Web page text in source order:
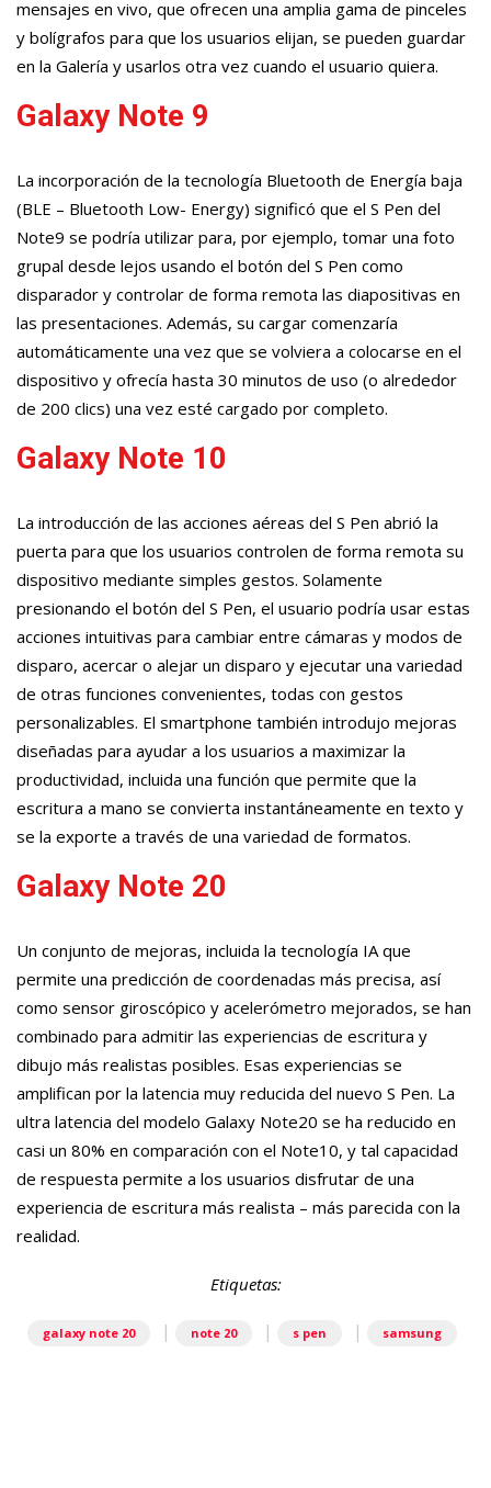
mensajes en vivo, que ofrecen una amplia gama de pinceles
y bolígrafos para que los usuarios elijan, se pueden guardar
en la Galería y usarlos otra vez cuando el usuario quiera.
Galaxy Note 9
La incorporación de la tecnología Bluetooth de Energía baja
(BLE – Bluetooth Low- Energy) significó que el S Pen del
Note9 se podría utilizar para, por ejemplo, tomar una foto
grupal desde lejos usando el botón del S Pen como
disparador y controlar de forma remota las diapositivas en
las presentaciones. Además, su cargar comenzaría
automáticamente una vez que se volviera a colocarse en el
dispositivo y ofrecía hasta 30 minutos de uso (o alrededor
de 200 clics) una vez esté cargado por completo.
Galaxy Note 10
La introducción de las acciones aéreas del S Pen abrió la
puerta para que los usuarios controlen de forma remota su
dispositivo mediante simples gestos. Solamente
presionando el botón del S Pen, el usuario podría usar estas
acciones intuitivas para cambiar entre cámaras y modos de
disparo, acercar o alejar un disparo y ejecutar una variedad
de otras funciones convenientes, todas con gestos
personalizables. El smartphone también introdujo mejoras
diseñadas para ayudar a los usuarios a maximizar la
productividad, incluida una función que permite que la
escritura a mano se convierta instantáneamente en texto y
se la exporte a través de una variedad de formatos.
Galaxy Note 20
Un conjunto de mejoras, incluida la tecnología IA que
permite una predicción de coordenadas más precisa, así
como sensor giroscópico y acelerómetro mejorados, se han
combinado para admitir las experiencias de escritura y
dibujo más realistas posibles. Esas experiencias se
amplifican por la latencia muy reducida del nuevo S Pen. La
ultra latencia del modelo Galaxy Note20 se ha reducido en
casi un 80% en comparación con el Note10, y tal capacidad
de respuesta permite a los usuarios disfrutar de una
experiencia de escritura más realista – más parecida con la
realidad.
Etiquetas:
galaxy note 20 | note 20 | s pen | samsung